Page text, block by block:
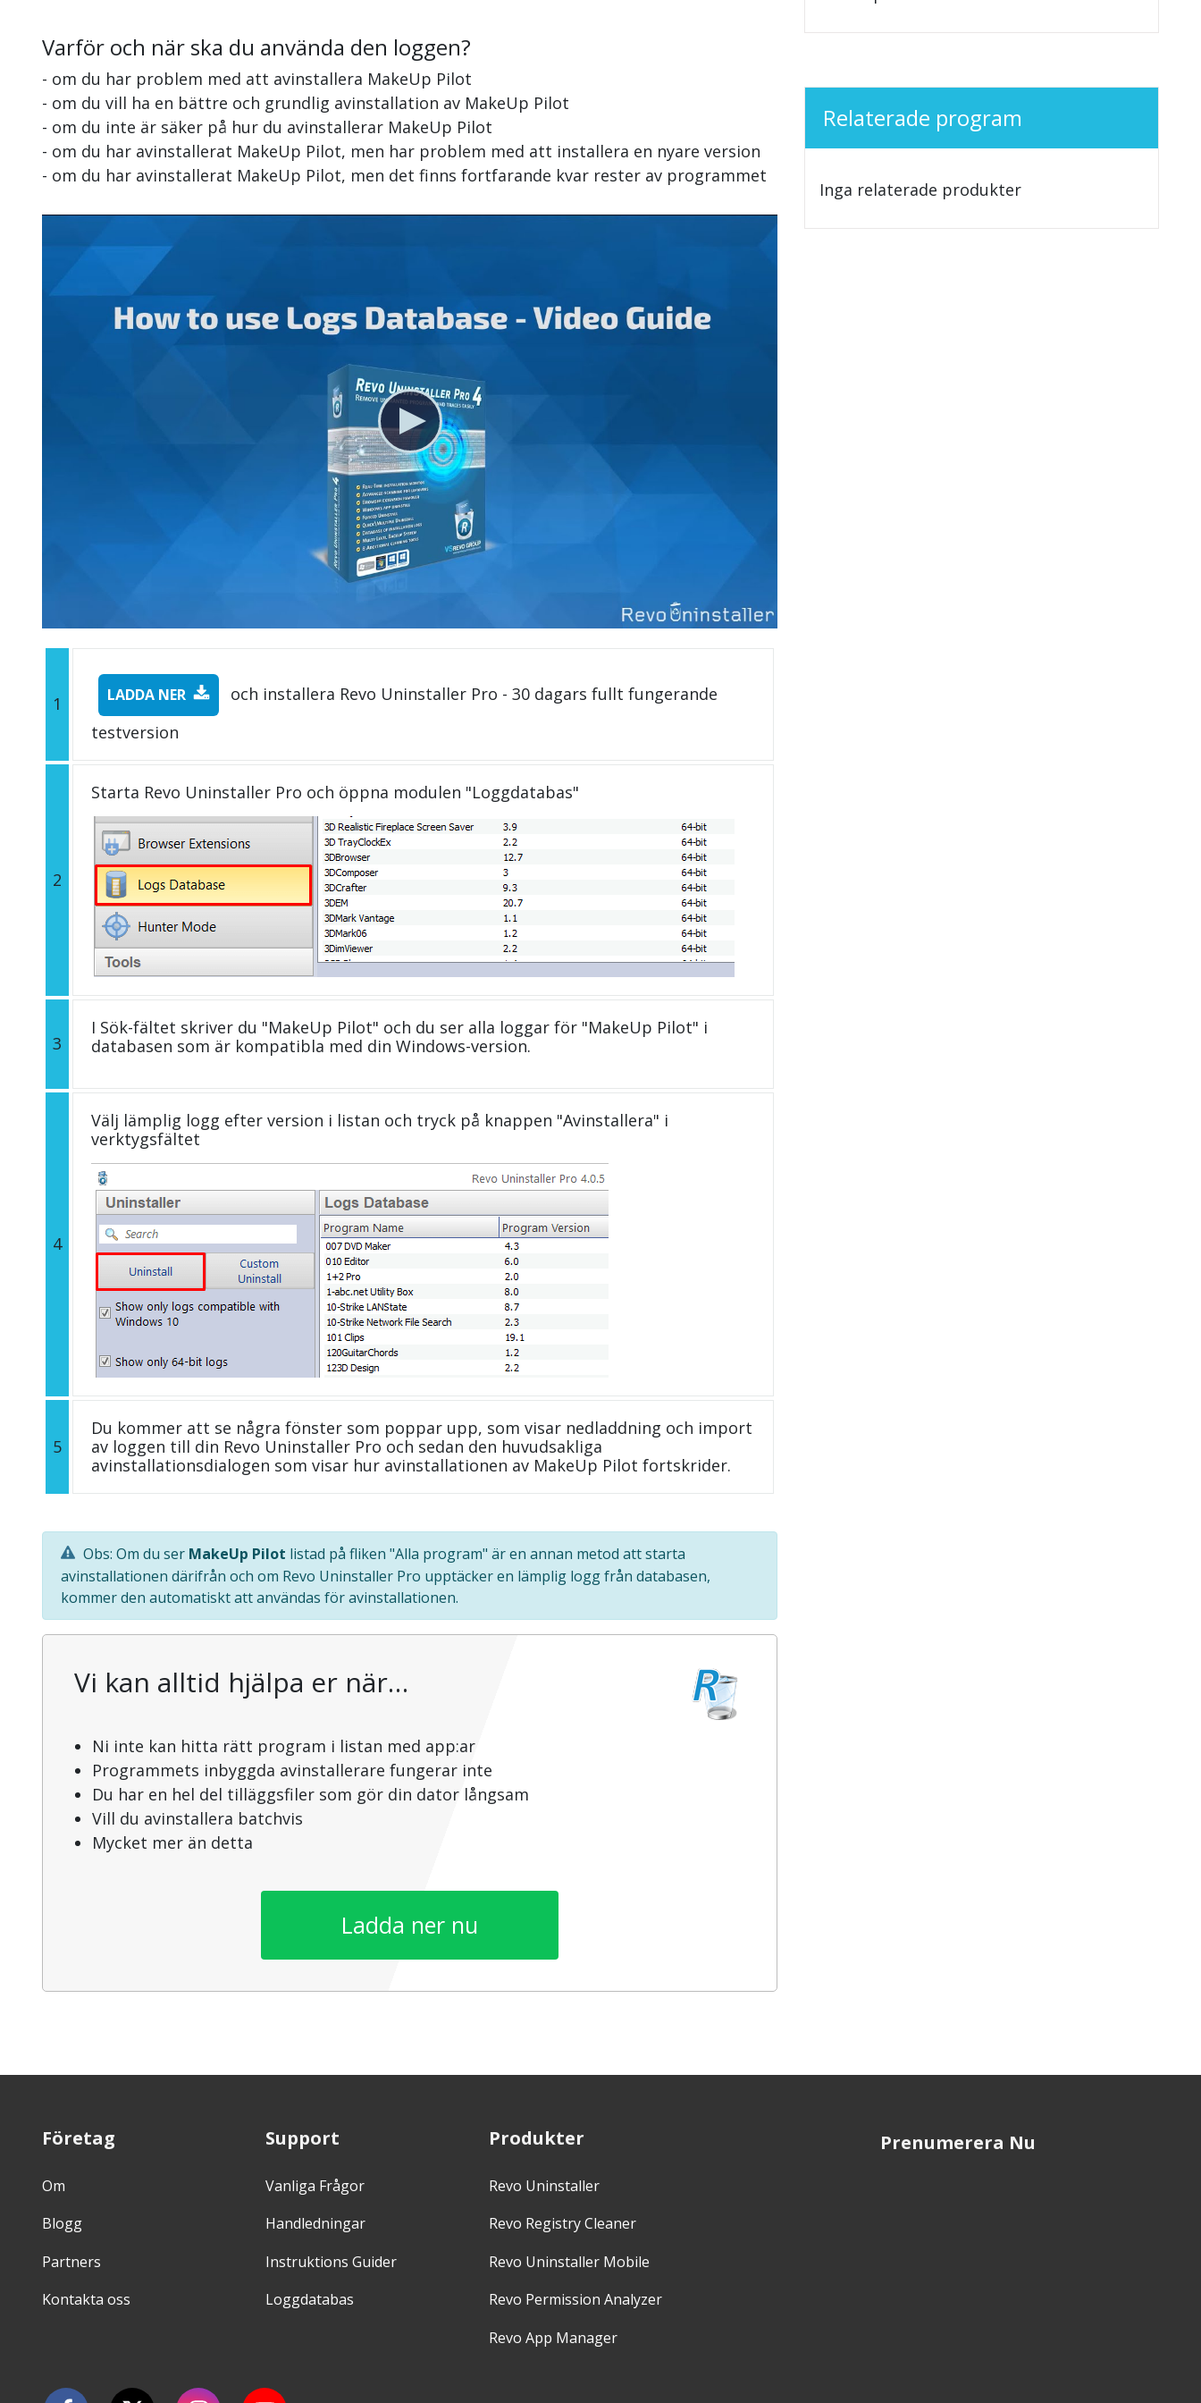
Varför och när ska du använda den loggen?
- om du har problem med att avinstallera MakeUp Pilot
- om du vill ha en bättre och grundlig avinstallation av MakeUp Pilot
- om du inte är säker på hur du avinstallerar MakeUp Pilot
- om du har avinstallerat MakeUp Pilot, men har problem med att installera en nyare version
- om du har avinstallerat MakeUp Pilot, men det finns fortfarande kvar rester av programmet
1 LADDA NER
och installera Revo Uninstaller Pro - 30 dagars fullt fungerande
testversion
2
Starta Revo Uninstaller Pro och öppna modulen "Loggdatabas"
3
I Sök-fältet skriver du "MakeUp Pilot" och du ser alla loggar för "MakeUp Pilot" i
databasen som är kompatibla med din Windows-version.
4
Välj lämplig logg efter version i listan och tryck på knappen "Avinstallera" i
verktygsfältet
5
Du kommer att se några fönster som poppar upp, som visar nedladdning och import
av loggen till din Revo Uninstaller Pro och sedan den huvudsakliga
avinstallationsdialogen som visar hur avinstallationen av MakeUp Pilot fortskrider.
Obs: Om du ser MakeUp Pilot listad på fliken "Alla program" är en annan metod att starta
avinstallationen därifrån och om Revo Uninstaller Pro upptäcker en lämplig logg från databasen,
kommer den automatiskt att användas för avinstallationen.
Vi kan alltid hjälpa er när…
Ni inte kan hitta rätt program i listan med app:ar
Programmets inbyggda avinstallerare fungerar inte
Du har en hel del tilläggsfiler som gör din dator långsam
Vill du avinstallera batchvis
Mycket mer än detta
Ladda ner nu
Relaterade program
Inga relaterade produkter
Företag
Om
Blogg
Partners
Kontakta oss
Support
Vanliga Frågor
Handledningar
Instruktions Guider
Loggdatabas
Produkter
Revo Uninstaller
Revo Registry Cleaner
Revo Uninstaller Mobile
Revo Permission Analyzer
Revo App Manager
Prenumerera Nu